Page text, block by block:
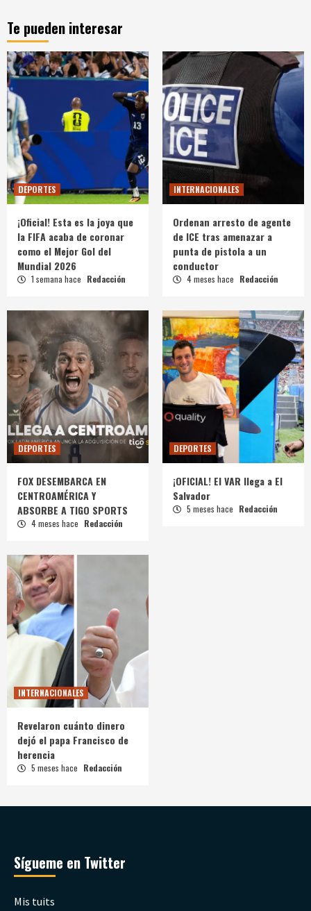
Te pueden interesar
DEPORTES
¡Oficial! Esta es la joya que
la FIFA acaba de coronar
como el Mejor Gol del
Mundial 2026
1 semana hace Redacción
INTERNACIONALES
Ordenan arresto de agente
de ICE tras amenazar a
punta de pistola a un
conductor
4 meses hace Redacción
DEPORTES
FOX DESEMBARCA EN
CENTROAMÉRICA Y
ABSORBE A TIGO SPORTS
4 meses hace Redacción
DEPORTES
¡OFICIAL! El VAR llega a El
Salvador
5 meses hace Redacción
INTERNACIONALES
Revelaron cuánto dinero
dejó el papa Francisco de
herencia
5 meses hace Redacción
Sígueme en Twitter
Mis tuits